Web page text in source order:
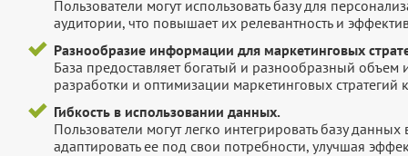
Пользователи могут использовать базу для
аудитории, что повышает их релевантность и
Разнообразие информации для маркетинговых
База предоставляет богатый и разнообразный
разработки и оптимизации маркетинговых стратегий
Гибкость в использовании данных.
Пользователи могут легко интегрировать базу
адаптировать ее под свои потребности, улучшая